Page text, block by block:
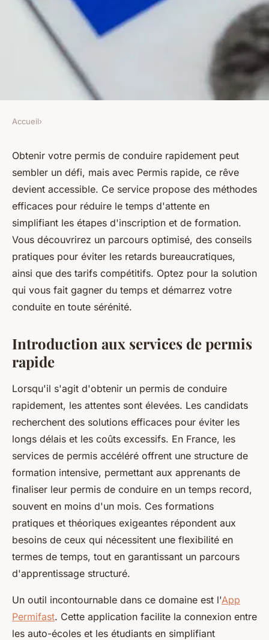
Obtenez votre permis en un
temps record avec permis
rapide
Léon •15 mars 2025 7 min de lecture
Accueil›
Obtenir votre permis de conduire rapidement peut
sembler un défi, mais avec Permis rapide, ce rêve
devient accessible. Ce service propose des méthodes
efficaces pour réduire le temps d'attente en
simplifiant les étapes d'inscription et de formation.
Vous découvrirez un parcours optimisé, des conseils
pratiques pour éviter les retards bureaucratiques,
ainsi que des tarifs compétitifs. Optez pour la solution
qui vous fait gagner du temps et démarrez votre
conduite en toute sérénité.
Introduction aux services de permis
rapide
Lorsqu'il s'agit d'obtenir un permis de conduire
rapidement, les attentes sont élevées. Les candidats
recherchent des solutions efficaces pour éviter les
longs délais et les coûts excessifs. En France, les
services de permis accéléré offrent une structure de
formation intensive, permettant aux apprenants de
finaliser leur permis de conduire en un temps record,
souvent en moins d'un mois. Ces formations
pratiques et théoriques exigeantes répondent aux
besoins de ceux qui nécessitent une flexibilité en
termes de temps, tout en garantissant un parcours
d'apprentissage structuré.
Un outil incontournable dans ce domaine est l'App
Permifast. Cette application facilite la connexion entre
les auto-écoles et les étudiants en simplifiant